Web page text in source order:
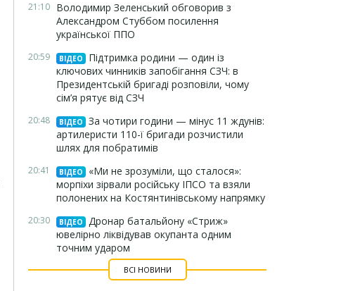
21:10 Володимир Зеленський обговорив з
Александром Стуббом посилення
української ППО
20:59 ВІДЕО
Підтримка родини — один із
ключових чинників запобігання СЗЧ: в
Президентській бригаді розповіли, чому
сім’я рятує від СЗЧ
20:48 ВІДЕО
За чотири години — мінус 11 ждунів:
артилеристи 110-ї бригади розчистили
шлях для побратимів
20:41 ВІДЕО
«Ми не зрозуміли, що сталося»:
морпіхи зірвали російську ІПСО та взяли
полонених на Костянтинівському напрямку
20:30 ВІДЕО
Дронар батальйону «Стриж»
ювелірно ліквідував окупанта одним
точним ударом
ВСІ НОВИНИ